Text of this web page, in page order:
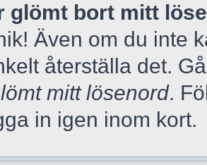
glömt bort mitt
Även om du inte
återställa det.
mitt lösenord.
in igen inom kort.